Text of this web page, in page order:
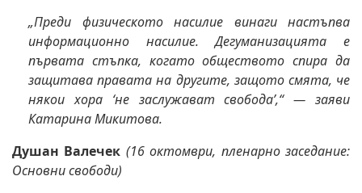
„Преди физическото насилие винаги настъпва
информационно насилие. Дегуманизацията е
първата стъпка, когато обществото спира да
защитава правата на другите, защото смята, че
някои хора ‘не заслужават свобода’,“ — заяви
Катарина Микитова.
Душан Валечек (16 октомври, пленарно заседание:
Основни свободи)